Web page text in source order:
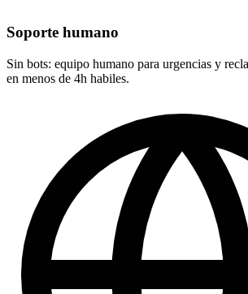
Soporte humano
Sin bots: equipo humano para urgencias y
en menos de 4h habiles.